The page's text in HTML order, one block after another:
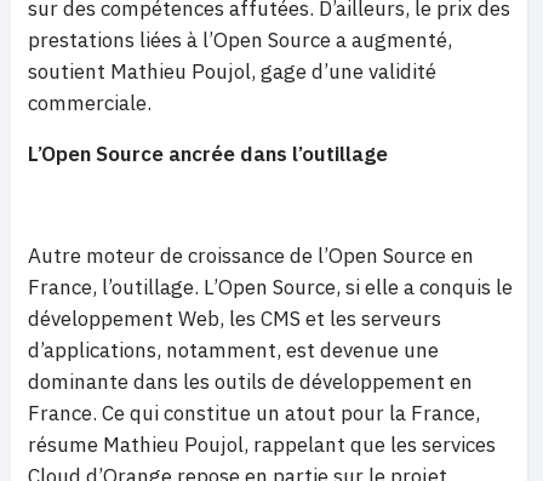
sur des compétences affutées. D’ailleurs, le prix des
prestations liées à l’Open Source a augmenté,
soutient Mathieu Poujol, gage d’une validité
commerciale.
L’Open Source ancrée dans l’outillage
Autre moteur de croissance de l’Open Source en
France, l’outillage. L’Open Source, si elle a conquis le
développement Web, les CMS et les serveurs
d’applications, notamment, est devenue une
dominante dans les outils de développement en
France. Ce qui constitue un atout pour la France,
résume Mathieu Poujol, rappelant que les services